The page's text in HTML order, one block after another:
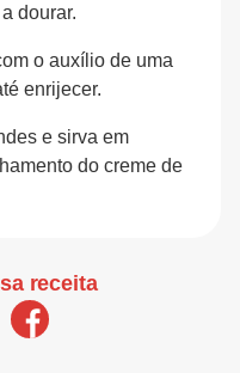
dourar.
o auxílio de uma
enrijecer.
e sirva em
do creme de
receita